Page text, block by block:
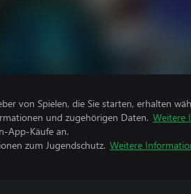
von Spielen, die Sie starten, erhalten
und zugehörigen Daten. Weitere
App-Käufe an.
zum Jugendschutz. Weitere